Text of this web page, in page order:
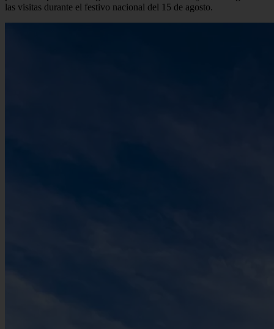
las visitas durante el festivo nacional del 15 de agosto.